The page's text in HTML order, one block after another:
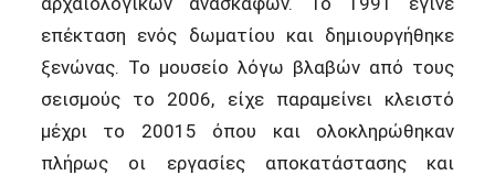
επέκταση ενός δωματίου και δημιουργήθηκε
ξενώνας. Το μουσείο λόγω βλαβών από τους
σεισμούς το 2006, είχε παραμείνει κλειστό
μέχρι το 20015 όπου και ολοκληρώθηκαν
πλήρως οι εργασίες αποκατάστασης και